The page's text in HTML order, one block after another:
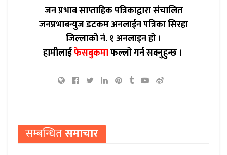
जन प्रभाब साप्ताहिक पत्रिकाद्वारा संचालित
जनप्रभाबन्युज डटकम अनलाईन पत्रिका सिरहा
जिल्लाको नं. १ अनलाइन हो ।
हामीलाईफेसबुकमाफल्लो गर्न सक्नुहुन्छ ।
सम्बन्धितसमाचार